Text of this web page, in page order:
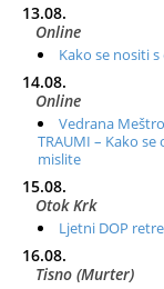
13.08.
Online
Kako se nositi
14.08.
Online
Vedrana
TRAUMI – Kako
mislite
15.08.
Otok Krk
Ljetni DOP
16.08.
Tisno (Murter)